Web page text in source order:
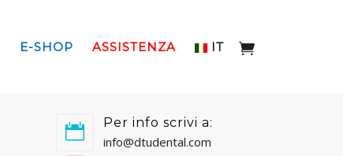
E-SHOP ASSISTENZA IT
Per info scrivi a:
info@dtudental.com